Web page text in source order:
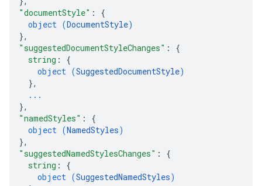
"documentStyle" : {
object (DocumentStyle)
},
"suggestedDocumentStyleChanges" : {
string : {
object (SuggestedDocumentStyle)
},
...
},
"namedStyles" : {
object (NamedStyles)
},
"suggestedNamedStylesChanges" : {
string : {
object (SuggestedNamedStyles)